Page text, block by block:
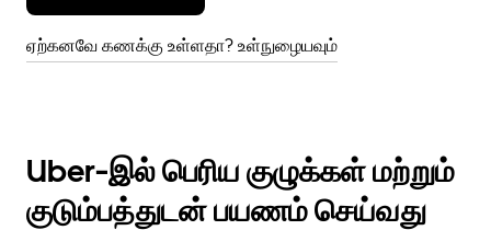
ஏற்கனவே கணக்கு உள்ளதா? உள்நுழையவும்
Uber-இல் பெரிய குழுக்கள் மற்றும்
குடும்பத்துடன் பயணம் செய்வது